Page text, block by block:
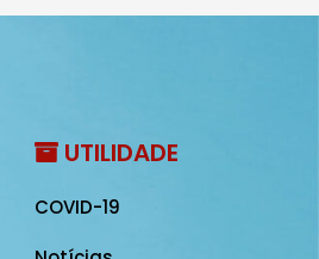
UTILIDADE
COVID-19